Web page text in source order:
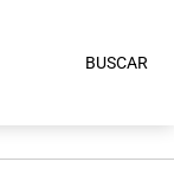
BUSCAR